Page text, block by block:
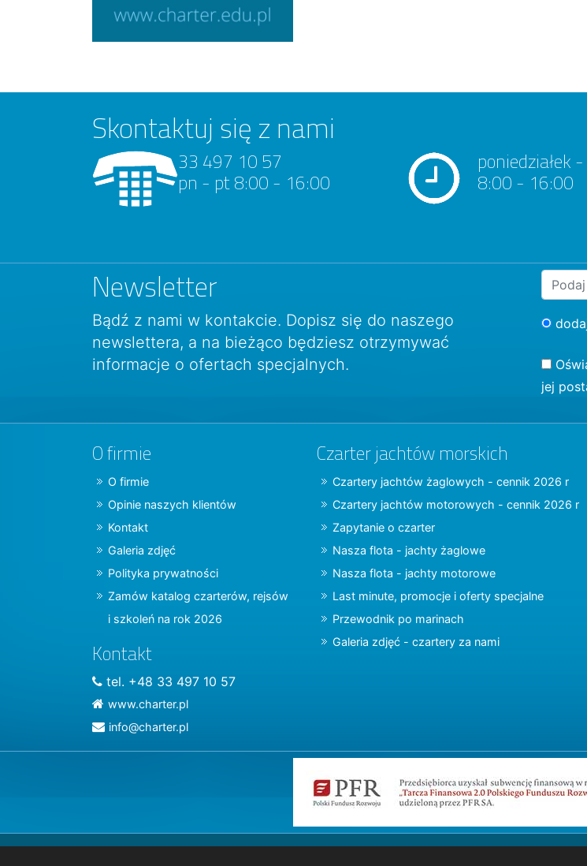
Skontaktuj się z nami
33 497 10 57
pn - pt 8:00 - 16:00
poniedziałek
8:00 - 16:00
Newsletter
Bądź z nami w kontakcie. Dopisz się do naszego
newslettera, a na bieżąco będziesz otrzymywać
informacje o ofertach specjalnych.
jej
O firmie
O firmie
Opinie naszych klientów
Kontakt
Galeria zdjęć
Polityka prywatności
Zamów katalog czarterów, rejsów
i szkoleń na rok 2026
Kontakt
tel. +48 33 497 10 57
www.charter.pl
info@charter.pl
Czarter jachtów morskich
Czartery jachtów żaglowych - cennik 2026 r
Czartery jachtów motorowych - cennik 2026 r
Zapytanie o czarter
Nasza flota - jachty żaglowe
Nasza flota - jachty motorowe
Last minute, promocje i oferty specjalne
Przewodnik po marinach
Galeria zdjęć - czartery za nami